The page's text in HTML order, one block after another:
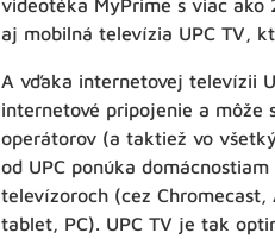
videotéka MyPrime s viac
aj mobilná televízia UPC TV,
A vďaka internetovej televízii
internetové pripojenie a môže
operátorov (a taktiež vo
od UPC ponúka
televízoroch (cez
tablet, PC). UPC TV je tak